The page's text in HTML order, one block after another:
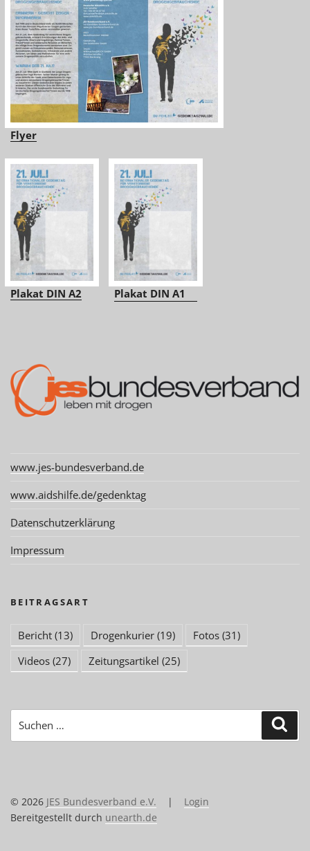
Flyer
Plakat DIN A2 Plakat DIN A1
www.jes-bundesverband.de
www.aidshilfe.de/gedenktag
Datenschutzerklärung
Impressum
BEITRAGSART
Bericht (13) Drogenkurier (19) Fotos (31)
Videos (27) Zeitungsartikel (25)
nach:
© 2026 JES Bundesverband e.V. | Login
Bereitgestellt durch unearth.de